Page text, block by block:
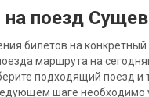
поезд
билетов на
маршрута на
подходящий поезд и
шаге необходимо